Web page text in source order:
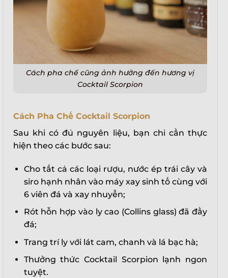
Cách pha chế cũng ảnh hưởng đến hương vị
Cocktail Scorpion
Cách Pha Chế Cocktail Scorpion
Sau khi có đủ nguyên liệu, bạn chỉ cần thực
hiện theo các bước sau:
Cho tất cả các loại rượu, nước ép trái cây và
siro hạnh nhân vào máy xay sinh tố cùng với
6 viên đá và xay nhuyễn;
Rót hỗn hợp vào ly cao (Collins glass) đã đầy
đá;
Trang trí ly với lát cam, chanh và lá bạc hà;
Thưởng thức Cocktail Scorpion lạnh ngon
tuyệt.